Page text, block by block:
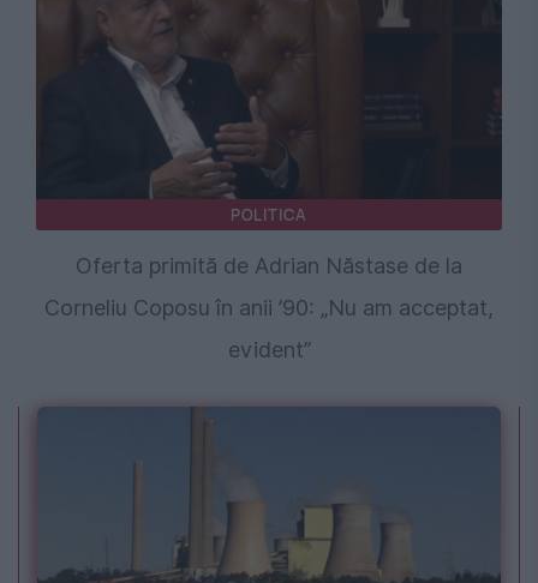
POLITICA
Oferta primită de Adrian Năstase de la
Corneliu Coposu în anii ’90: „Nu am acceptat,
evident”